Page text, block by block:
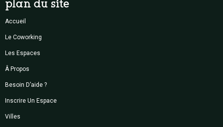
plan du site
Accueil
Le Coworking
Les Espaces
Â Propos
Besoin D’aide ?
Inscrire Un Espace
Villes